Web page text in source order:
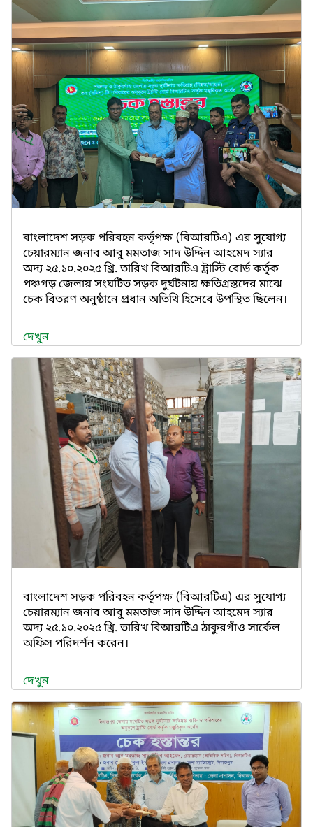
বাংলাদেশ সড়ক পরিবহন কর্তৃপক্ষ (বিআরটিএ) এর সুযোগ্য
চেয়ারম্যান জনাব আবু মমতাজ সাদ উদ্দিন আহমেদ স্যার
অদ্য ২৫.১০.২০২৫ খ্রি. তারিখ বিআরটিএ ট্রাস্টি বোর্ড কর্তৃক
পঞ্চগড় জেলায় সংঘটিত সড়ক দুর্ঘটনায় ক্ষতিগ্রস্তদের মাঝে
চেক বিতরণ অনুষ্ঠানে প্রধান অতিথি হিসেবে উপস্থিত ছিলেন।
দেখুন
বাংলাদেশ সড়ক পরিবহন কর্তৃপক্ষ (বিআরটিএ) এর সুযোগ্য
চেয়ারম্যান জনাব আবু মমতাজ সাদ উদ্দিন আহমেদ স্যার
অদ্য ২৫.১০.২০২৫ খ্রি. তারিখ বিআরটিএ ঠাকুরগাঁও সার্কেল
অফিস পরিদর্শন করেন।
দেখুন